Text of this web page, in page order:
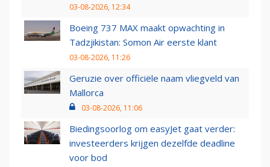
03-08-2026, 12:34
Boeing 737 MAX maakt opwachting in
Tadzjikistan: Somon Air eerste klant
03-08-2026, 11:26
Geruzie over officiële naam vliegveld van
Mallorca
03-08-2026, 11:06
Biedingsoorlog om easyJet gaat verder:
investeerders krijgen dezelfde deadline
voor bod